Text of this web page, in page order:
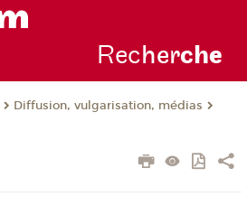
Recherche
Diffusion, vulgarisation, médias